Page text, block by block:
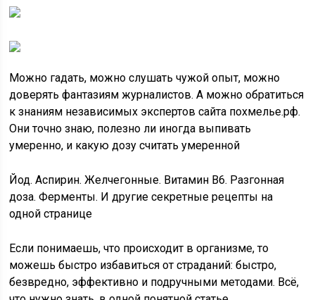
Можно гадать, можно слушать чужой опыт, можно
доверять фантазиям журналистов. А можно обратиться
к знаниям независимых экспертов сайта похмелье.рф.
Они точно знаю, полезно ли иногда выпивать
умеренно, и какую дозу считать умеренной
Йод. Аспирин. Желчегонные. Витамин B6. Разгонная
доза. Ферменты. И другие секретные рецепты на
одной странице
Если понимаешь, что происходит в организме, то
можешь быстро избавиться от страданий: быстро,
безвредно, эффективно и подручными методами. Всё,